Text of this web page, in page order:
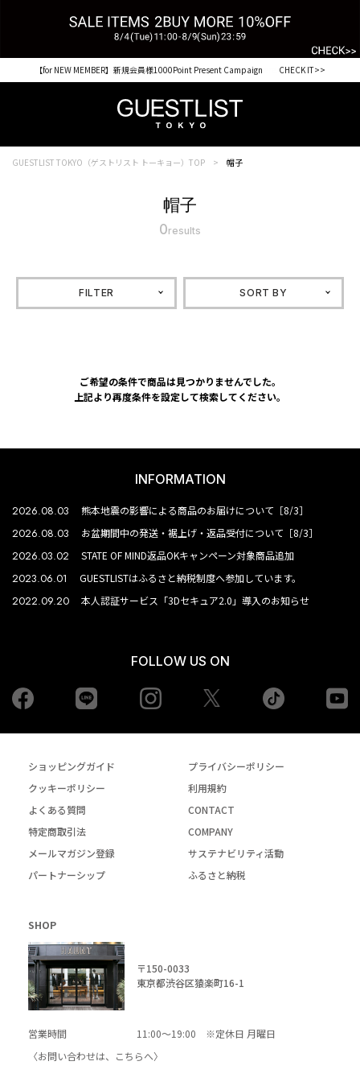
【for NEW MEMBER】新規会員様1000Point Present Campaign CHECK IT>>
GUESTLIST TOKYO（ゲストリスト トーキョー）TOP 帽子
帽子
0results
FILTER SORT BY
ご希望の条件で商品は見つかりませんでした。
上記より再度条件を設定して検索してください。
INFORMATION
2026.08.03 熊本地震の影響による商品のお届けについて［8/3］
2026.08.03 お盆期間中の発送・裾上げ・返品受付について［8/3］
2026.03.02 STATE OF MIND返品OKキャンペーン対象商品追加
2023.06.01 GUESTLISTはふるさと納税制度へ参加しています。
2022.09.20 本人認証サービス「3Dセキュア2.0」導入のお知らせ
FOLLOW US ON
Facebook Instagram tiktok
ショッピングガイド
プライバシーポリシー
クッキーポリシー
利用規約
よくある質問
CONTACT
特定商取引法
COMPANY
メールマガジン登録
サステナビリティ活動
パートナーシップ
ふるさと納税
SHOP
〒150-0033
東京都渋谷区猿楽町16-1
営業時間
11:00～19:00 ※定休日 月曜日
〈お問い合わせは、
こちらへ〉